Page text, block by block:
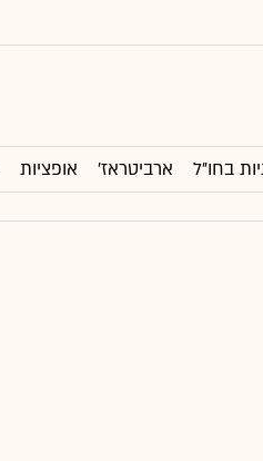
בחו"ל ארביטראז' אופציות